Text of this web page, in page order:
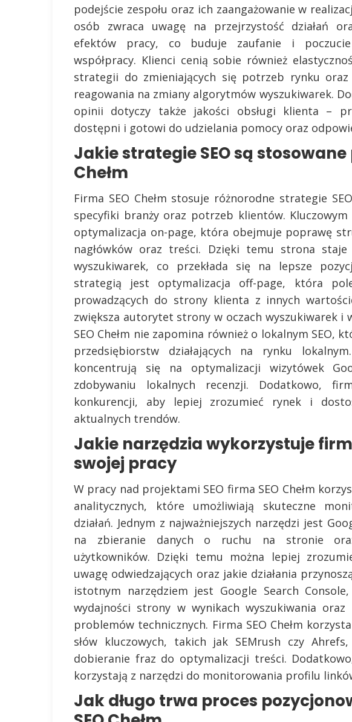
podejście zespołu oraz ich zaangażowanie w
osób zwraca uwagę na przejrzystość działań
efektów pracy, co buduje zaufanie i poczucie
współpracy. Klienci cenią sobie również
strategii do zmieniających się potrzeb rynku
reagowania na zmiany algorytmów wyszukiwarek.
opinii dotyczy także jakości obsługi klienta –
dostępni i gotowi do udzielania pomocy oraz
Jakie strategie SEO są stosowane
Chełm
Firma SEO Chełm stosuje różnorodne strategie
specyfiki branży oraz potrzeb klientów.
optymalizacja on-page, która obejmuje poprawę
nagłówków oraz treści. Dzięki temu strona
wyszukiwarek, co przekłada się na lepsze
strategią jest optymalizacja off-page, która
prowadzących do strony klienta z innych
zwiększa autorytet strony w oczach wyszukiwarek i
SEO Chełm nie zapomina również o lokalnym SEO,
przedsiębiorstw działających na rynku
koncentrują się na optymalizacji wizytówek
zdobywaniu lokalnych recenzji. Dodatkowo,
konkurencji, aby lepiej zrozumieć rynek i
aktualnych trendów.
Jakie narzędzia wykorzystuje
swojej pracy
W pracy nad projektami SEO firma SEO Chełm
analitycznych, które umożliwiają skuteczne
działań. Jednym z najważniejszych narzędzi jest
na zbieranie danych o ruchu na stronie oraz
użytkowników. Dzięki temu można lepiej
uwagę odwiedzających oraz jakie działania
istotnym narzędziem jest Google Search
wydajności strony w wynikach wyszukiwania oraz
problemów technicznych. Firma SEO Chełm
słów kluczowych, takich jak SEMrush czy
dobieranie fraz do optymalizacji treści.
korzystają z narzędzi do monitorowania profilu
Jak długo trwa proces